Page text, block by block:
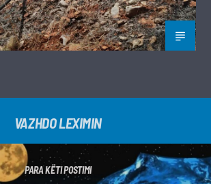
VAZHDO LEXIMIN
PARA KËTI POSTIMI